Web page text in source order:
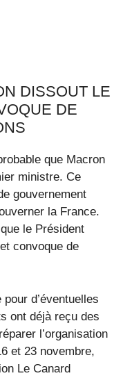
DISSOUT LE
DE
que Macron
ministre. Ce
gouvernement
la France.
le Président
convoque de
d’éventuelles
ont déjà reçu des
l’organisation
et 23 novembre,
Le Canard